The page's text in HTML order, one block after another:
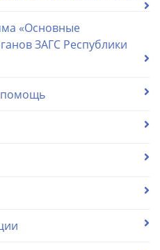
«Основные
ЗАГС Республики
помощь